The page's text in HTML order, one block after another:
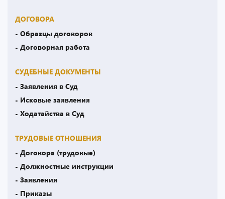
ДОГОВОРА
- Образцы договоров
- Договорная работа
СУДЕБНЫЕ ДОКУМЕНТЫ
- Заявления в Суд
- Исковые заявления
- Ходатайства в Суд
ТРУДОВЫЕ ОТНОШЕНИЯ
- Договора (трудовые)
- Должностные инструкции
- Заявления
- Приказы